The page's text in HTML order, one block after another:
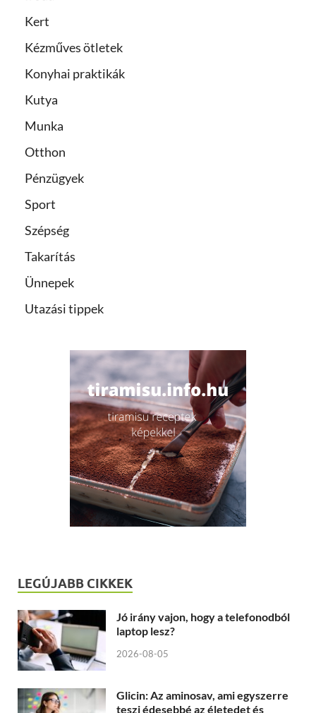
Kert
Kézműves ötletek
Konyhai praktikák
Kutya
Munka
Otthon
Pénzügyek
Sport
Szépség
Takarítás
Ünnepek
Utazási tippek
LEGÚJABB CIKKEK
Jó irány vajon, hogy a telefonodból
laptop lesz?
2026-08-05
Glicin: Az aminosav, ami egyszerre
teszi édesebbé az életedet és